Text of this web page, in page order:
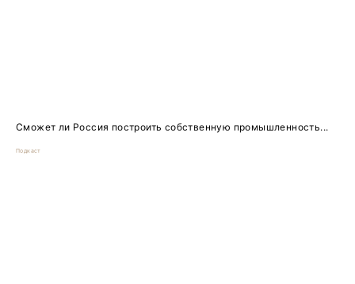
Сможет ли Россия построить собственную промышленность...
Подкаст